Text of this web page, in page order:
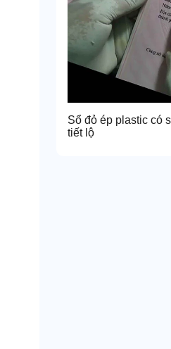
Sổ đỏ ép plastic có
tiết lộ